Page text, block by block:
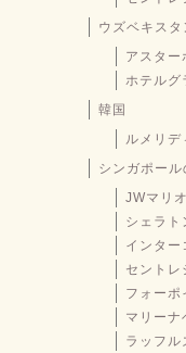
ウズベキスタ
アスター
ホテルグ
韓国
ルメリデ
シンガポール
JWマリ
シェラト
インター
セントレ
フォーポ
マリーナ
ラッフル